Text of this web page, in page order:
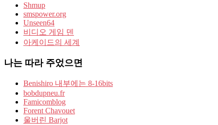
Shmup
smspower.org
Unseen64
비디오 게임 덴
아케이드의 세계
나는 따라 주었으면
Benishiro 내부에는 8-16bits
bobdupneu.fr
Famicomblog
Forent Chavouet
울버린 Barjot